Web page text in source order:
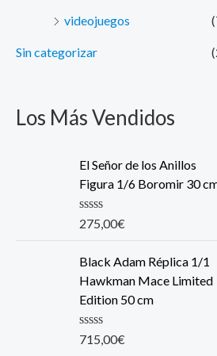
videojuegos
Sin categorizar
Los Más Vendidos
El Señor de los Anillos
Figura 1/6 Boromir 30
R
e
0
o
t
o
275,00€
Black Adam Réplica 1/1
Hawkman Mace Limited
Edition 50 cm
R
715,00€